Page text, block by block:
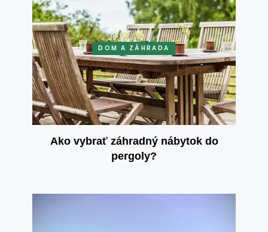
DOM A ZÁHRADA
Ako vybrať záhradný nábytok do
pergoly?